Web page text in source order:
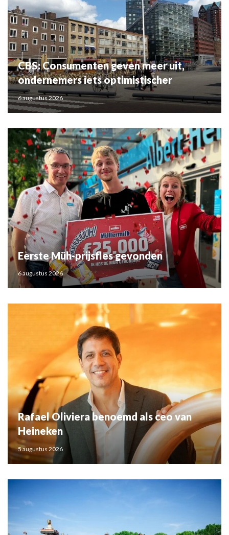
CBS: Consumenten geven meer uit,
ondernemers iets optimistischer
6 augustus 2026
Eerste Müh-prijsfles gevonden
6 augustus 2026
Rafael Oliviera benoemd als ceo van
Heineken
5 augustus 2026